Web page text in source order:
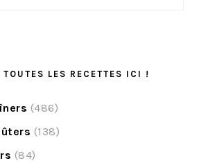
TOUTES LES RECETTES ICI !
(486)
(138)
(84)